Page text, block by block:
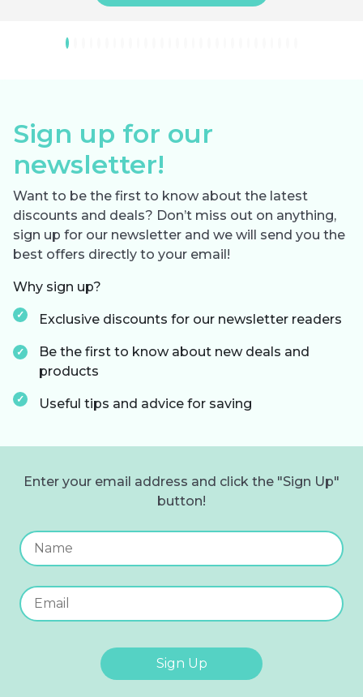
Sign up for our
newsletter!
Want to be the first to know about the latest
discounts and deals? Don’t miss out on anything,
sign up for our newsletter and we will send you the
best offers directly to your email!
Why sign up?
Exclusive discounts for our newsletter readers
Be the first to know about new deals and
products
Useful tips and advice for saving
Enter your email address and click the "Sign Up"
button!
Sign Up